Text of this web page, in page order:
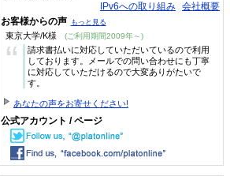
IPv6への取り組み 会社概要
お客様からの声 もっと見る
東京大学/K様 (ご利用期間2009年～)
“
請求書払いに対応していただいているので利用
しております。メールでの問い合わせにも丁寧
に対応していただけるので大変ありがたいで
す。
あなたの声をお寄せください!
公式アカウント / ページ